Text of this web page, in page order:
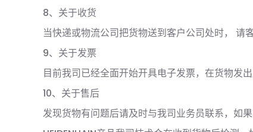
8、关于收货
当快递或物流公司把货物送到客户公司处时， 请
9、关于发票
目前我司已经全面开始开具电子发票，在货物发
10、关于售后
发现货物有问题后请及时与我司业务员联系，如